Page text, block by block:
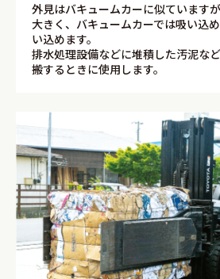
外見はバキュームカーに似ています
大きく、バキュームカーでは吸い込
い込めます。
排水処理設備などに堆積した汚泥な
搬するときに使用します。